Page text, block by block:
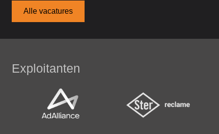
Alle vacatures
Exploitanten